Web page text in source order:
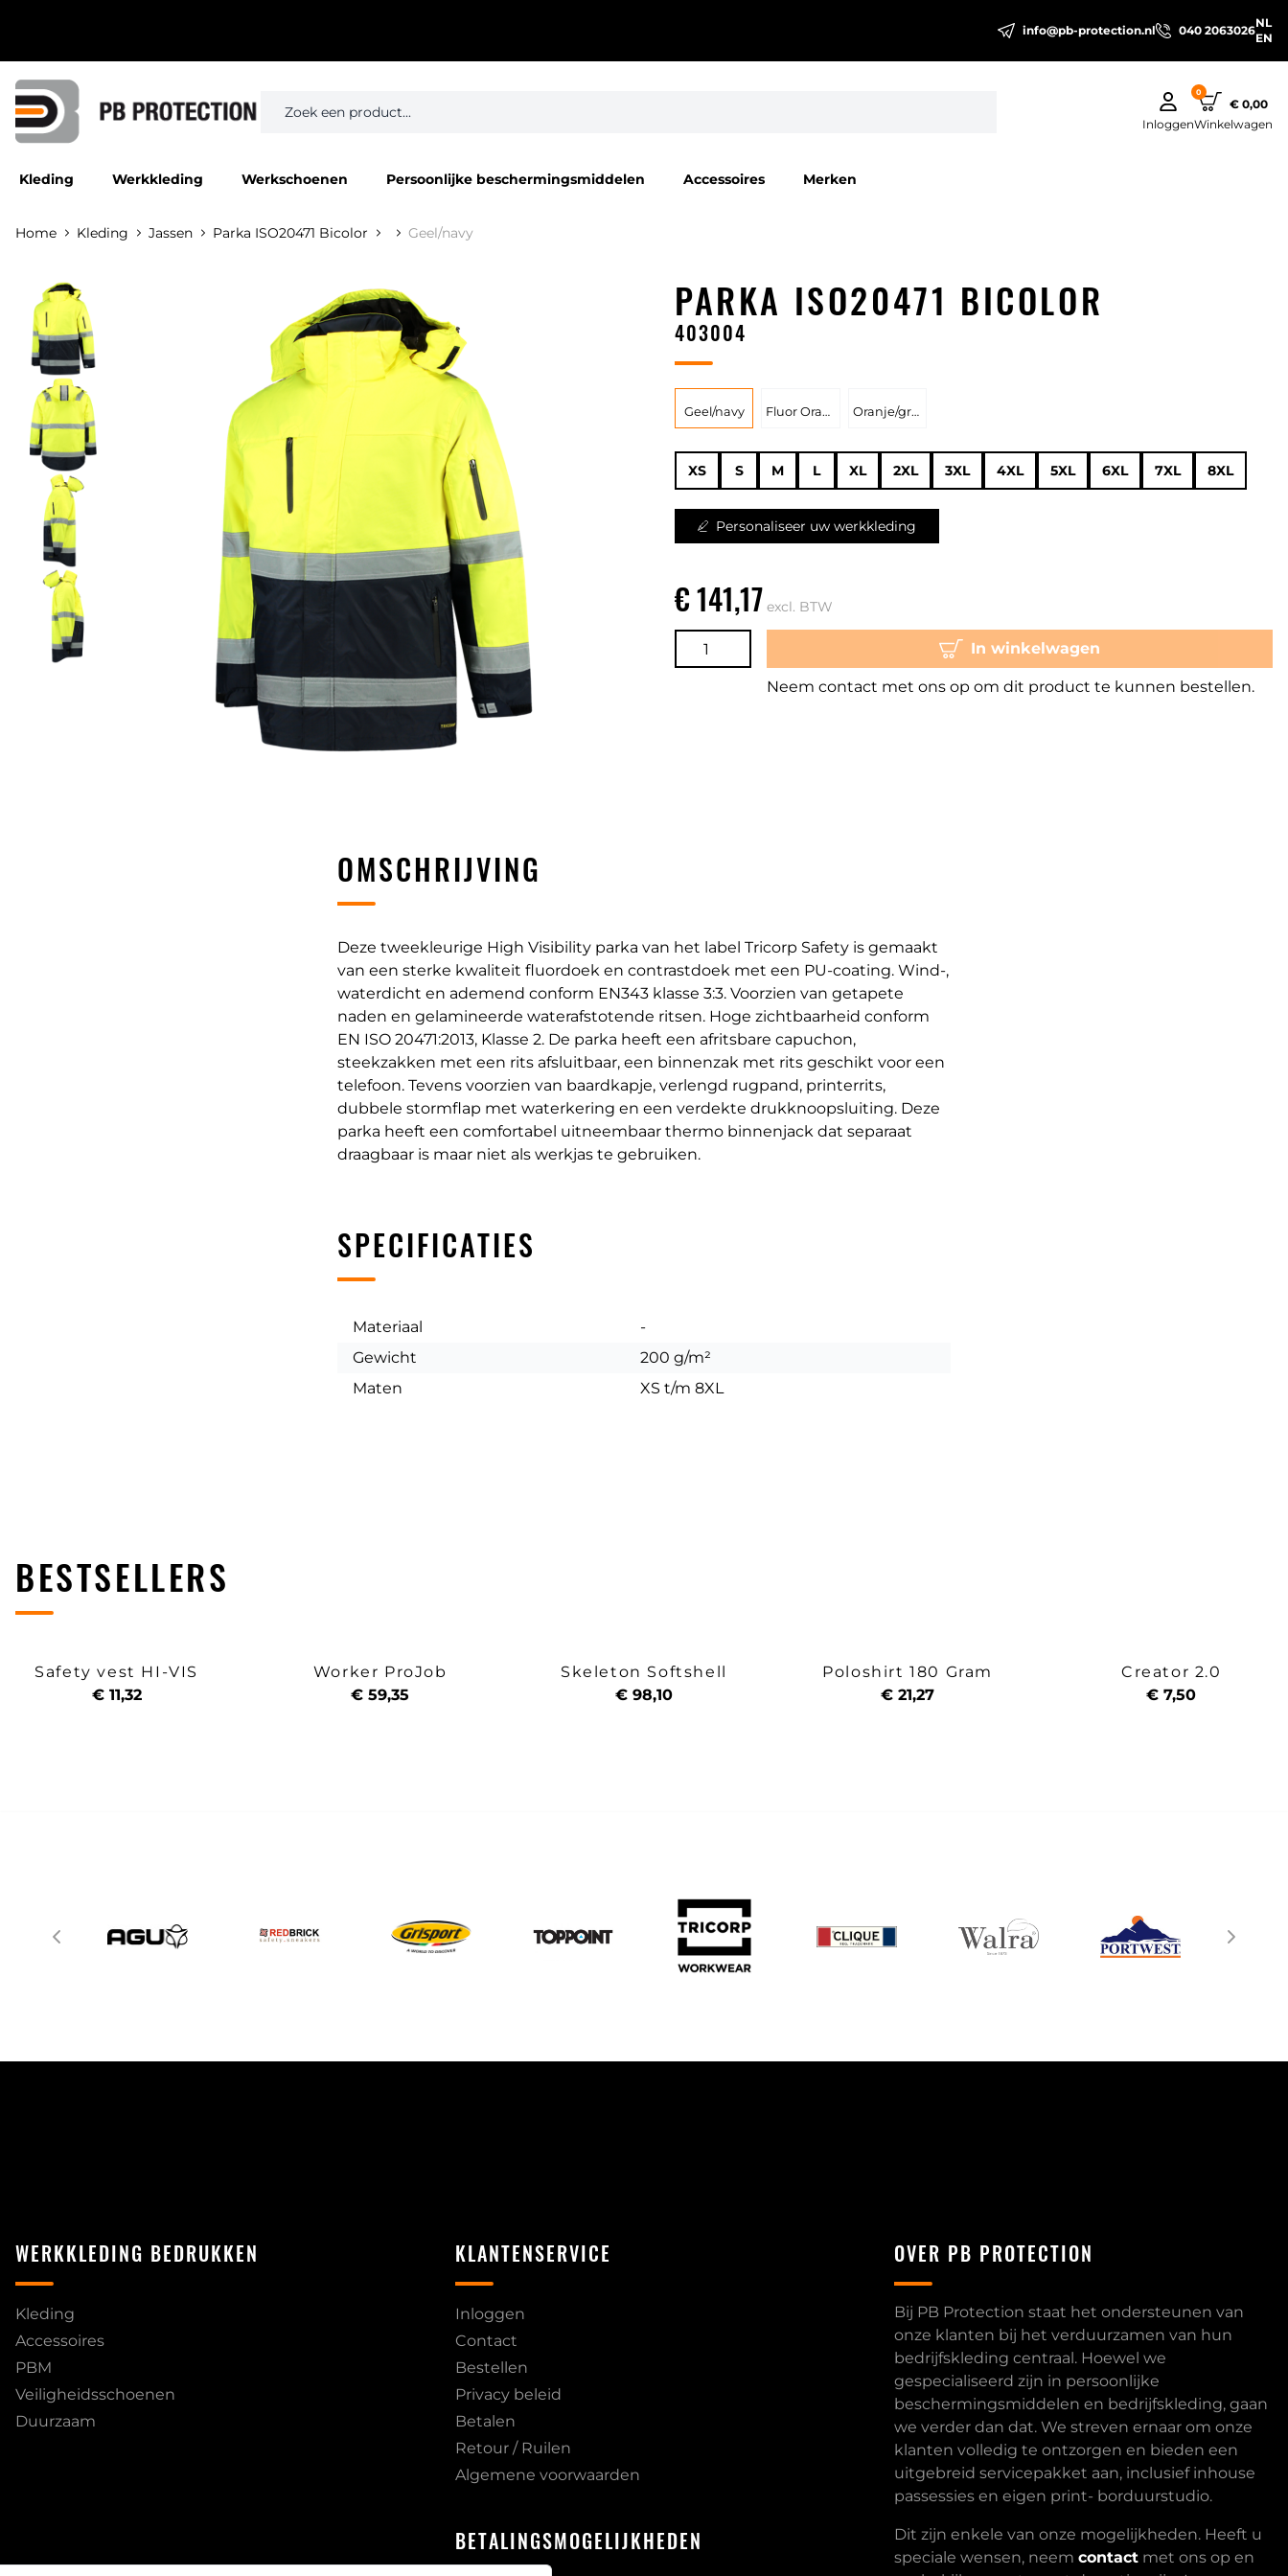
info@pb-protection.nl 040 2063026
NL
EN
Inloggen
0
€ 0,00
Winkelwagen
Kleding Werkkleding Werkschoenen Persoonlijke beschermingsmiddelen Accessoires Merken
Home Kleding Jassen Parka ISO20471 Bicolor Geel/navy
PARKA ISO20471 BICOLOR
403004
Geel/navy Fluor Orange/Navy Oranje/groen
XS S M L XL 2XL 3XL 4XL 5XL 6XL 7XL 8XL
Personaliseer uw werkkleding
€ 141,17 excl. BTW
In winkelwagen
Neem contact met ons op om dit product te kunnen bestellen.
OMSCHRIJVING
Deze tweekleurige High Visibility parka van het label Tricorp Safety is gemaakt
van een sterke kwaliteit fluordoek en contrastdoek met een PU-coating. Wind-,
waterdicht en ademend conform EN343 klasse 3:3. Voorzien van getapete
naden en gelamineerde waterafstotende ritsen. Hoge zichtbaarheid conform
EN ISO 20471:2013, Klasse 2. De parka heeft een afritsbare capuchon,
steekzakken met een rits afsluitbaar, een binnenzak met rits geschikt voor een
telefoon. Tevens voorzien van baardkapje, verlengd rugpand, printerrits,
dubbele stormflap met waterkering en een verdekte drukknoopsluiting. Deze
parka heeft een comfortabel uitneembaar thermo binnenjack dat separaat
draagbaar is maar niet als werkjas te gebruiken.
SPECIFICATIES
Materiaal
-
Gewicht
200 g/m²
Maten
XS t/m 8XL
BESTSELLERS
Safety vest HI-VIS
€ 11,32
Worker ProJob
€ 59,35
Skeleton Softshell
€ 98,10
Poloshirt 180 Gram
€ 21,27
Creator 2.0
€ 7,50
WERKKLEDING BEDRUKKEN
Kleding
Accessoires
PBM
Veiligheidsschoenen
Duurzaam
KLANTENSERVICE
Inloggen
Contact
Bestellen
Privacy beleid
Betalen
Retour / Ruilen
Algemene voorwaarden
BETALINGSMOGELIJKHEDEN
OVER PB PROTECTION
Bij PB Protection staat het ondersteunen van
onze klanten bij het verduurzamen van hun
bedrijfskleding centraal. Hoewel we
gespecialiseerd zijn in persoonlijke
beschermingsmiddelen en bedrijfskleding, gaan
we verder dan dat. We streven ernaar om onze
klanten volledig te ontzorgen en bieden een
uitgebreid servicepakket aan, inclusief inhouse
passessies en eigen print- borduurstudio.
Dit zijn enkele van onze mogelijkheden. Heeft u
speciale wensen, neemcontact met ons op en